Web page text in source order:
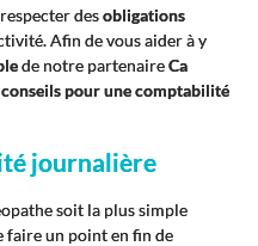
desobligations
Afin de vous aider à y
de notre partenaireCa
pour une comptabilité
journalière
soit la plus simple
faire un point en fin de